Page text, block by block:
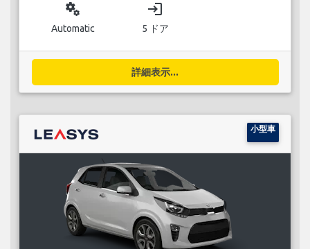
miscellaneous_services
Automatic
login
5 ドア
詳細表示...
小型車